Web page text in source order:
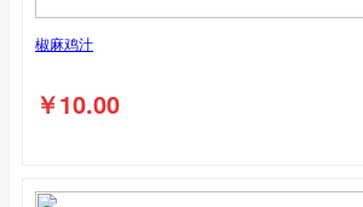
椒麻鸡汁
￥10.00